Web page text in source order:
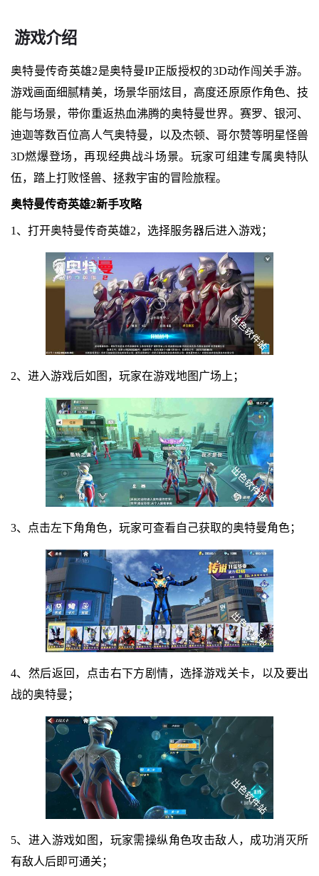
游戏介绍
奥特曼传奇英雄2是奥特曼IP正版授权的3D动作闯关手游。
游戏画面细腻精美，场景华丽炫目，高度还原原作角色、技
能与场景，带你重返热血沸腾的奥特曼世界。赛罗、银河、
迪迦等数百位高人气奥特曼，以及杰顿、哥尔赞等明星怪兽
3D燃爆登场，再现经典战斗场景。玩家可组建专属奥特队
伍，踏上打败怪兽、拯救宇宙的冒险旅程。
奥特曼传奇英雄2新手攻略
1、打开奥特曼传奇英雄2，选择服务器后进入游戏；
2、进入游戏后如图，玩家在游戏地图广场上；
3、点击左下角角色，玩家可查看自己获取的奥特曼角色；
4、然后返回，点击右下方剧情，选择游戏关卡，以及要出
战的奥特曼；
5、进入游戏如图，玩家需操纵角色攻击敌人，成功消灭所
有敌人后即可通关；